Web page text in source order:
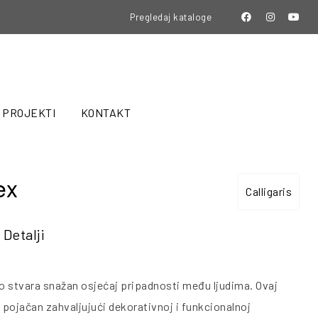
Pregledaj kataloge
PROJEKTI KONTAKT
Calligaris
Detalji
stvara snažan osjećaj pripadnosti među ljudima. Ovaj
zahvaljujući dekorativnoj i funkcionalnoj